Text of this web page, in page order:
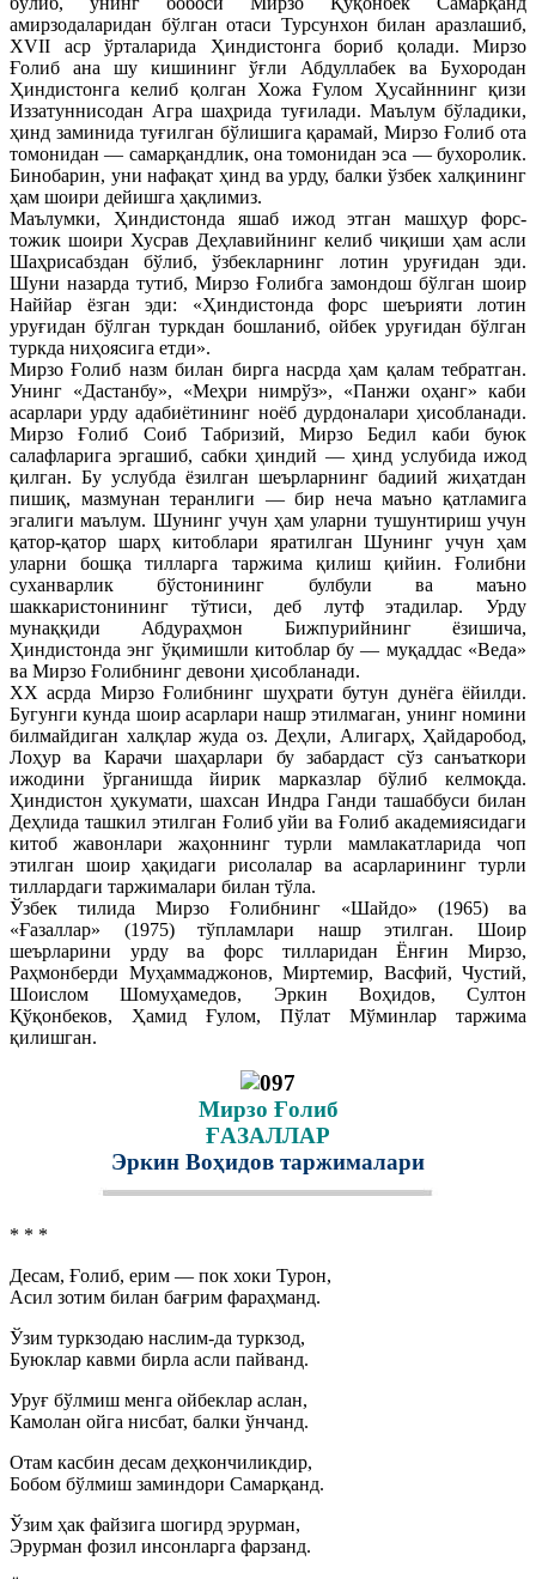
амирзодаларидан бўлган отаси Турсунхон билан аразлашиб,
XVII аср ўрталарида Ҳиндистонга бориб қолади. Мирзо
Ғолиб ана шу кишининг ўғли Абдуллабек ва Бухородан
Ҳиндистонга келиб қолган Хожа Ғулом Ҳусайннинг қизи
Иззатуннисодан Агра шаҳрида туғилади. Маълум бўладики,
ҳинд заминида туғилган бўлишига қарамай, Мирзо Ғолиб ота
томонидан — самарқандлик, она томонидан эса — бухоролик.
Бинобарин, уни нафақат ҳинд ва урду, балки ўзбек халқининг
ҳам шоири дейишга ҳақлимиз.
Маълумки, Ҳиндистонда яшаб ижод этган машҳур форс-
тожик шоири Хусрав Деҳлавийнинг келиб чиқиши ҳам асли
Шаҳрисабздан бўлиб, ўзбекларнинг лотин уруғидан эди.
Шуни назарда тутиб, Мирзо Ғолибга замондош бўлган шоир
Наййар ёзган эди: «Ҳиндистонда форс шеърияти лотин
уруғидан бўлган туркдан бошланиб, ойбек уруғидан бўлган
туркда ниҳоясига етди».
Мирзо Ғолиб назм билан бирга насрда ҳам қалам тебратган.
Унинг «Дастанбу», «Меҳри нимрўз», «Панжи оҳанг» каби
асарлари урду адабиётининг ноёб дурдоналари ҳисобланади.
Мирзо Ғолиб Соиб Табризий, Мирзо Бедил каби буюк
салафларига эргашиб, сабки ҳиндий — ҳинд услубида ижод
қилган. Бу услубда ёзилган шеърларнинг бадиий жиҳатдан
пишиқ, мазмунан теранлиги — бир неча маъно қатламига
эгалиги маълум. Шунинг учун ҳам уларни тушунтириш учун
қатор-қатор шарҳ китоблари яратилган Шунинг учун ҳам
уларни бошқа тилларга таржима қилиш қийин. Ғолибни
суханварлик бўстонининг булбули ва маъно
шаккаристонининг тўтиси, деб лутф этадилар. Урду
мунаққиди Абдураҳмон Бижпурийнинг ёзишича,
Ҳиндистонда энг ўқимишли китоблар бу — муқаддас «Веда»
ва Мирзо Ғолибнинг девони ҳисобланади.
XX асрда Мирзо Ғолибнинг шуҳрати бутун дунёга ёйилди.
Бугунги кунда шоир асарлари нашр этилмаган, унинг номини
билмайдиган халқлар жуда оз. Деҳли, Алигарҳ, Ҳайдаробод,
Лоҳур ва Карачи шаҳарлари бу забардаст сўз санъаткори
ижодини ўрганишда йирик марказлар бўлиб келмоқда.
Ҳиндистон ҳукумати, шахсан Индра Ганди ташаббуси билан
Деҳлида ташкил этилган Ғолиб уйи ва Ғолиб академиясидаги
китоб жавонлари жаҳоннинг турли мамлакатларида чоп
этилган шоир ҳақидаги рисолалар ва асарларининг турли
тиллардаги таржималари билан тўла.
Ўзбек тилида Мирзо Ғолибнинг «Шайдо» (1965) ва
«Ғазаллар» (1975) тўпламлари нашр этилган. Шоир
шеърларини урду ва форс тилларидан Ёнғин Мирзо,
Раҳмонберди Муҳаммаджонов, Миртемир, Васфий, Чустий,
Шоислом Шомуҳамедов, Эркин Воҳидов, Султон
Қўқонбеков, Ҳамид Ғулом, Пўлат Мўминлар таржима
қилишган.
Мирзо Ғолиб
ҒАЗАЛЛАР
Эркин Воҳидов таржималари
* * *
Десам, Ғолиб, ерим — пок хоки Турон,
Асил зотим билан бағрим фараҳманд.
Ўзим туркзодаю наслим-да туркзод,
Буюклар кавми бирла асли пайванд.
Уруғ бўлмиш менга ойбеклар аслан,
Камолан ойга нисбат, балки ўнчанд.
Отам касбин десам деҳкончиликдир,
Бобом бўлмиш заминдори Самарқанд.
Ўзим ҳак файзига шогирд эрурман,
Эрурман фозил инсонларга фарзанд.